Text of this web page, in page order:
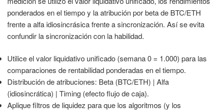
ponderados en el tiempo y la atribución por beta de BTC/ETH
frente a alfa idiosincrásica frente a sincronización. Así se evita
confundir la sincronización con la habilidad.
Utilice el valor liquidativo unificado (semana 0 = 1.000) para las
comparaciones de rentabilidad ponderadas en el tiempo.
Distribución de atribuciones: Beta (BTC/ETH) | Alfa
(idiosincrática) | Timing (efecto flujo de caja).
Aplique filtros de liquidez para que los algoritmos (y los